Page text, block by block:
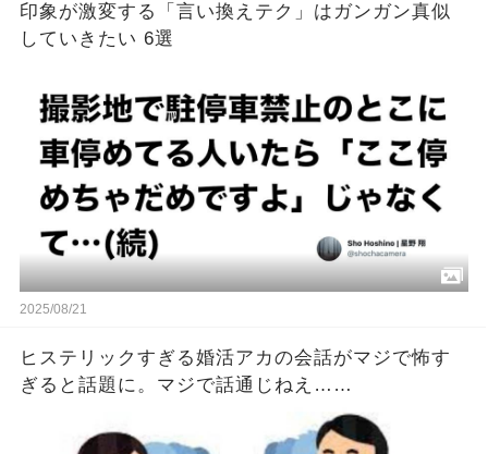
印象が激変する「言い換えテク」はガンガン真似
していきたい 6選
2025/08/21
ヒステリックすぎる婚活アカの会話がマジで怖す
ぎると話題に。マジで話通じねえ……